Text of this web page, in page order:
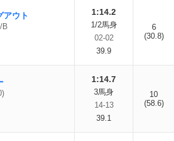
アウト
B
1:14.2
1/2馬身
02-02
39.9
6
(30.8)
1:14.7
3馬身
14-13
39.1
10
(58.6)